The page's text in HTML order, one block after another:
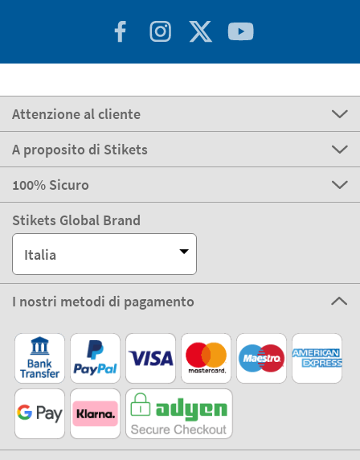
Attenzione al cliente
A proposito di Stikets
100% Sicuro
Stikets Global Brand
Italia
I nostri metodi di pagamento